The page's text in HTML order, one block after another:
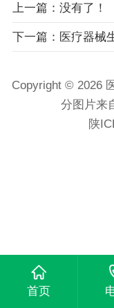
上一篇：没有了！
下一篇：医疗器械
Copyright © 2026
分图片来
陕
首页